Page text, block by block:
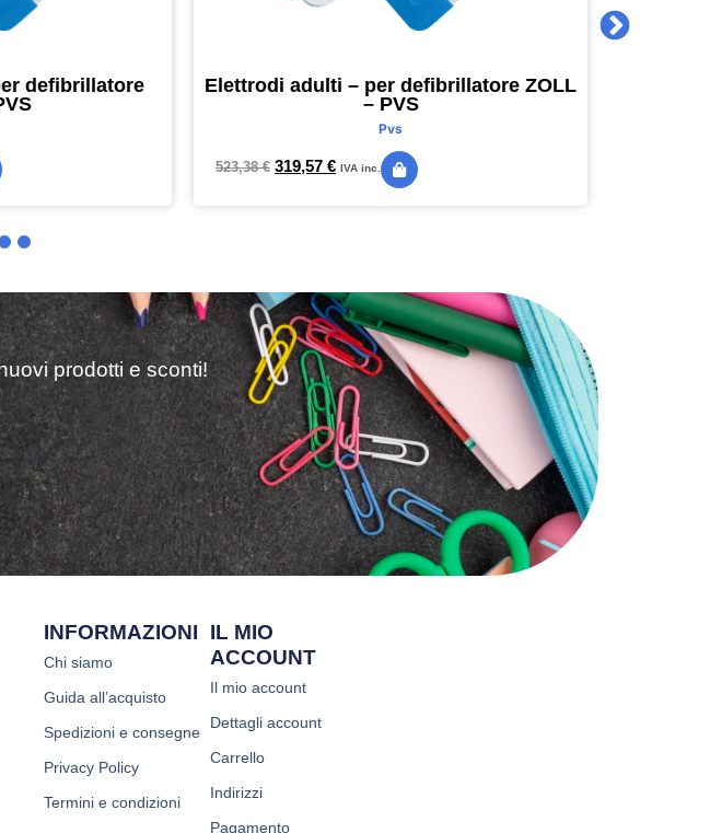
defibrillatore
Elettrodi adulti – per defibrillatore ZOLL
– PVS
Pvs
523,38€ 319,57 € IVA inc.
prodotti e sconti!
INFORMAZIONI
Chi siamo
Guida all’acquisto
Spedizioni e consegne
Privacy Policy
Termini e condizioni
IL MIO
ACCOUNT
Il mio account
Dettagli account
Carrello
Indirizzi
Pagamento